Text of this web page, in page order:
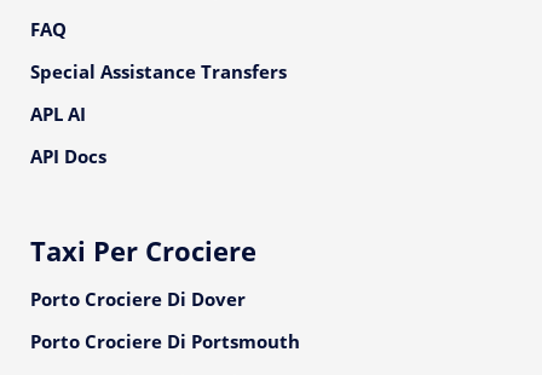
FAQ
Special Assistance Transfers
APL AI
API Docs
Taxi Per Crociere
Porto Crociere Di Dover
Porto Crociere Di Portsmouth